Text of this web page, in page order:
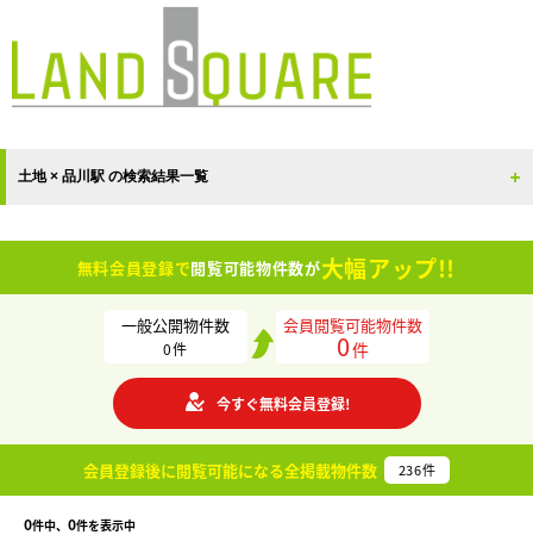
土地 × 品川駅 の検索結果一覧
無料会員登録で閲覧可能物件数が大幅アップ!!
一般公開物件数
0件
会員閲覧可能物件数
0件
今すぐ無料会員登録!
会員登録後に閲覧可能になる全掲載物件数 236件
0件中、 0件を表示中